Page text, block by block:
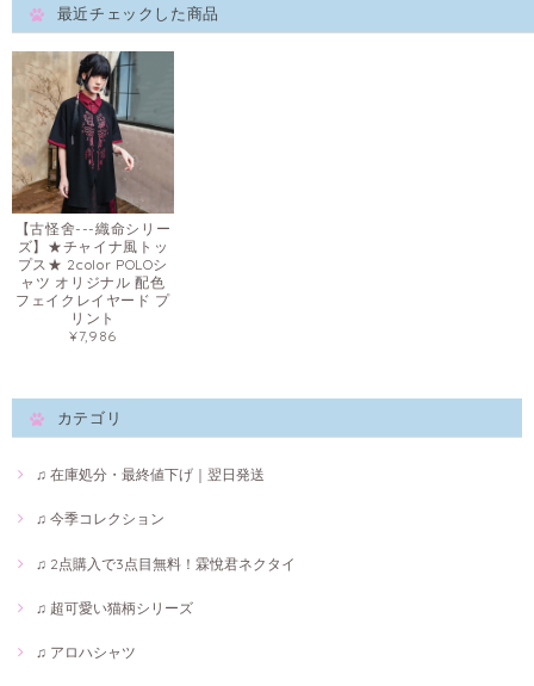
最近チェックした商品
【古怪舍---織命シリー
ズ】★チャイナ風トッ
プス★ 2color POLOシ
ャツ オリジナル 配色
フェイクレイヤード プ
リント
¥7,986
カテゴリ
♫ 在庫処分・最終値下げ｜翌日発送
♫ 今季コレクション
♫ 2点購入で3点目無料！霖悅君ネクタイ
♫ 超可愛い猫柄シリーズ
♫ アロハシャツ